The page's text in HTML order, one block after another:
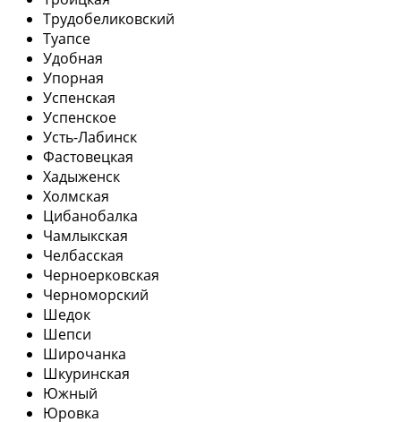
Трудобеликовский
Туапсе
Удобная
Упорная
Успенская
Успенское
Усть-Лабинск
Фастовецкая
Хадыженск
Холмская
Цибанобалка
Чамлыкская
Челбасская
Черноерковская
Черноморский
Шедок
Шепси
Широчанка
Шкуринская
Южный
Юровка